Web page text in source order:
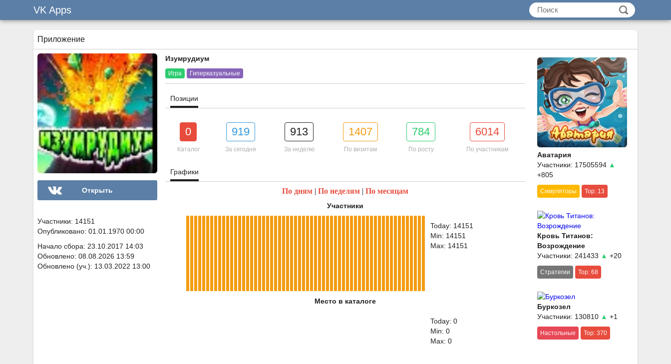
VK Apps
Приложение
Открыть
Участники: 14151
Опубликовано: 01.01.1970 00:00
Начало сбора: 23.10.2017 14:03
Обновлено: 08.08.2026 13:59
Обновлено (уч.): 13.03.2022 13:00
Изумрудиум
Игра Гиперказуальные
Позиции
0
Каталог
919
За сегодня
913
За неделю
1407
По визитам
784
По росту
6014
По участникам
Графики
По дням |По неделям |По месяцам
Участники
Today: 14151
Min: 14151
Max: 14151
Место в каталоге
Today: 0
Min: 0
Max: 0
Аватария
Участники: 17505594 ▲
+805
Симуляторы Top: 13
Кровь Титанов:
Возрождение
Участники: 241433 ▲ +20
Стратегии Top: 68
Буркозел
Участники: 130810 ▲ +1
Настольные Top: 370